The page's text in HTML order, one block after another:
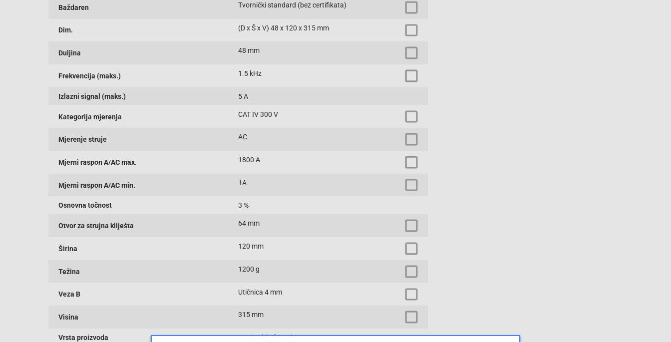
Baždaren Tvornički standard (bez certifikata)
Dim. (D x Š x V) 48 x 120 x 315 mm
Duljina 48 mm
Frekvencija (maks.) 1.5 kHz
Izlazni signal (maks.) 5 A
Kategorija mjerenja CAT IV 300 V
Mjerenje struje AC
Mjerni raspon A/AC max. 1800 A
Mjerni raspon A/AC min. 1A
Osnovna točnost 3 %
Otvor za strujna kliješta 64 mm
Širina 120 mm
Težina 1200 g
Veza B Utičnica 4 mm
Visina 315 mm
Vrsta proizvoda strujna kliješta adapter